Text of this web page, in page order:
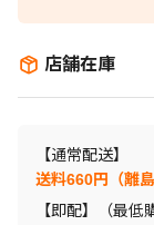
店舗在庫
【通常配送】
送料660円（離
【即配】（最低